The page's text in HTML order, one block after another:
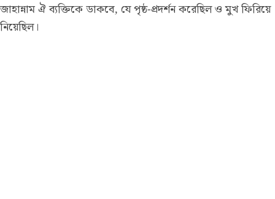
জাহান্নাম ঐ ব্যক্তিকে ডাকবে, যে পৃষ্ঠ-প্রদর্শন করেছিল ও মুখ ফিরিয়ে
নিয়েছিল।